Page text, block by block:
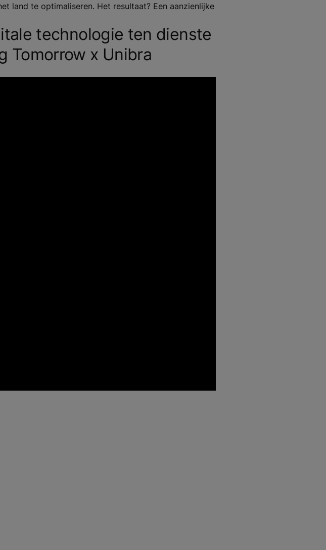
land te optimaliseren. Het resultaat? Een aanzienlijke
technologie ten dienste
Tomorrow x Unibra